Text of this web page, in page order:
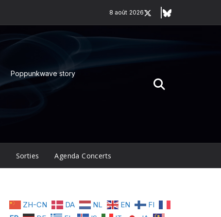
8 août 2026
Poppunkwave story
Sorties Agenda Concerts
ZH-CN DA NL EN
FI